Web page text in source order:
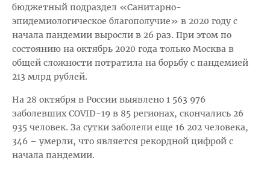
бюджетный подраздел «Санитарно-
эпидемиологическое благополучие» в 2020 году с
начала пандемии выросли в 26 раз. При этом по
состоянию на октябрь 2020 года только Москва в
общей сложности потратила на борьбу с пандемией
213 млрд рублей.
На 28 октября в России выявлено 1 563 976
заболевших COVID-19 в 85 регионах, скончались 26
935 человек. За сутки заболели еще 16 202 человека,
346 – умерли, что является рекордной цифрой с
начала пандемии.